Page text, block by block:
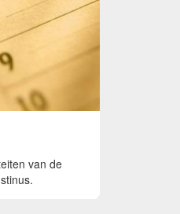
van de